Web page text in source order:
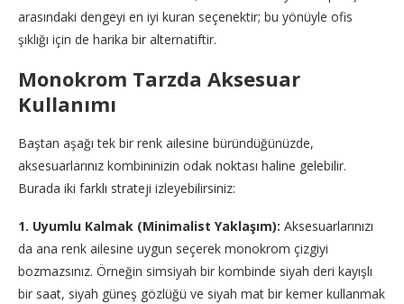
arasındaki dengeyi en iyi kuran seçenektir; bu yönüyle ofis
şıklığı için de harika bir alternatiftir.
Monokrom Tarzda Aksesuar
Kullanımı
Baştan aşağı tek bir renk ailesine büründüğünüzde,
aksesuarlarınız kombininizin odak noktası haline gelebilir.
Burada iki farklı strateji izleyebilirsiniz:
1. Uyumlu Kalmak (Minimalist Yaklaşım): Aksesuarlarınızı
da ana renk ailesine uygun seçerek monokrom çizgiyi
bozmazsınız. Örneğin simsiyah bir kombinde siyah deri kayışlı
bir saat, siyah güneş gözlüğü ve siyah mat bir kemer kullanmak